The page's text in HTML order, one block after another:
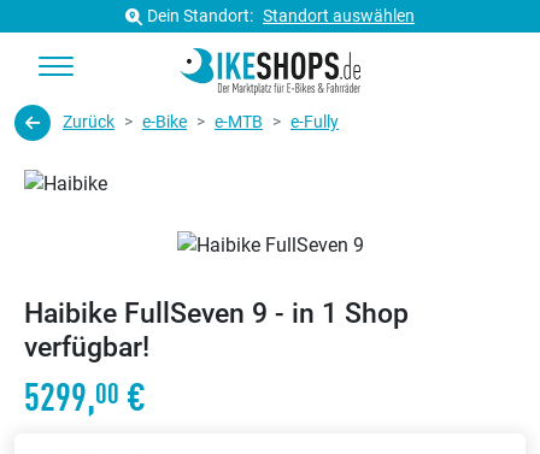
Dein Standort: Standort auswählen
Zurück e-Bike e-MTB e-Fully
Haibike FullSeven 9 - in 1 Shop
verfügbar!
5299,00 €